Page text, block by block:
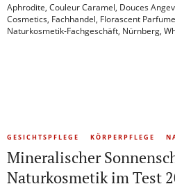
Aphrodite, Couleur Caramel, Douces
Cosmetics, Fachhandel, Florascent
Naturkosmetik-Fachgeschäft, Nürnberg,
GESICHTSPFLEGE KÖRPERPFLEGE
Mineralischer
Naturkosmetik im Test